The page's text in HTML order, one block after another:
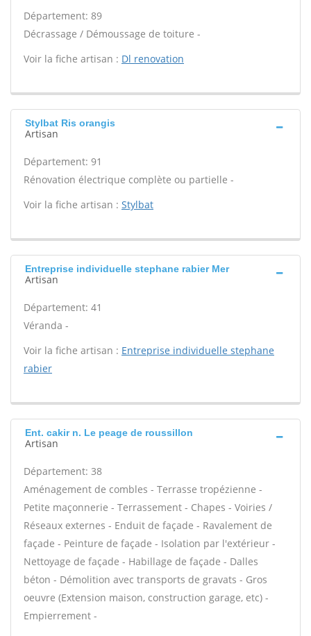
Département: 89
Décrassage / Démoussage de toiture -
Voir la fiche artisan : Dl renovation
Stylbat Ris orangis
Artisan
Département: 91
Rénovation électrique complète ou partielle -
Voir la fiche artisan : Stylbat
Entreprise individuelle stephane rabier Mer
Artisan
Département: 41
Véranda -
Voir la fiche artisan : Entreprise individuelle stephane
rabier
Ent. cakir n. Le peage de roussillon
Artisan
Département: 38
Aménagement de combles - Terrasse tropézienne -
Petite maçonnerie - Terrassement - Chapes - Voiries /
Réseaux externes - Enduit de façade - Ravalement de
façade - Peinture de façade - Isolation par l'extérieur -
Nettoyage de façade - Habillage de façade - Dalles
béton - Démolition avec transports de gravats - Gros
oeuvre (Extension maison, construction garage, etc) -
Empierrement -